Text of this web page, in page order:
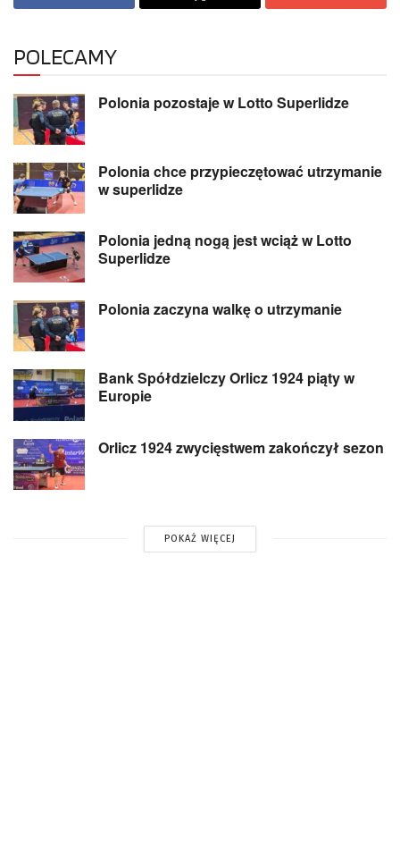
POLECAMY
Polonia pozostaje w Lotto Superlidze
Polonia chce przypieczętować utrzymanie
w superlidze
Polonia jedną nogą jest wciąż w Lotto
Superlidze
Polonia zaczyna walkę o utrzymanie
Bank Spółdzielczy Orlicz 1924 piąty w
Europie
Orlicz 1924 zwycięstwem zakończył sezon
POKAŻ WIĘCEJ